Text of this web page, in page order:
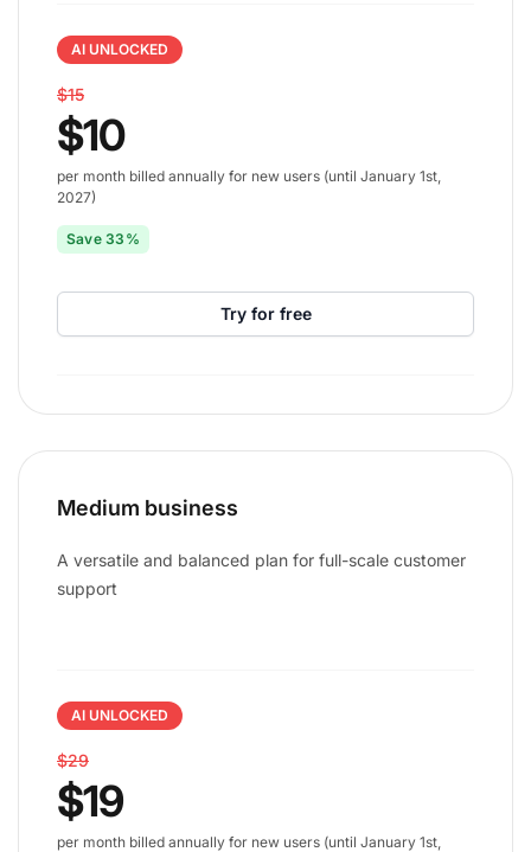
AI UNLOCKED
$15
$10
per month billed annually for new users (until January 1st,
2027)
Save 33%
Try for free
Medium business
A versatile and balanced plan for full-scale customer
support
AI UNLOCKED
$29
$19
per month billed annually for new users (until January 1st,